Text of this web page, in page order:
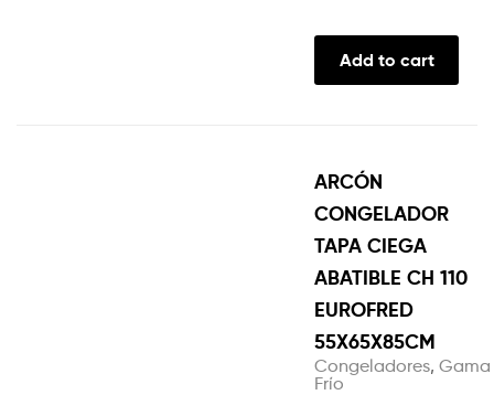
Add to cart
ARCÓN
CONGELADOR
TAPA CIEGA
ABATIBLE CH 110
EUROFRED
55X65X85CM
Congeladores, Gama
Frío